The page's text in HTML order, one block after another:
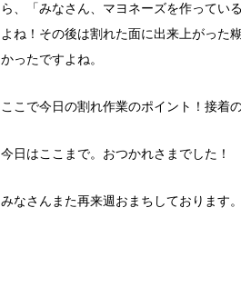
ら、
「みなさん、マヨネーズを作って
よね！ その後は割れた面に出来上がった
かったですよね。
ここで今日の割れ作業のポイント！接着
今日はここまで。おつかれさまでした！
みなさんまた再来週おまちしております。